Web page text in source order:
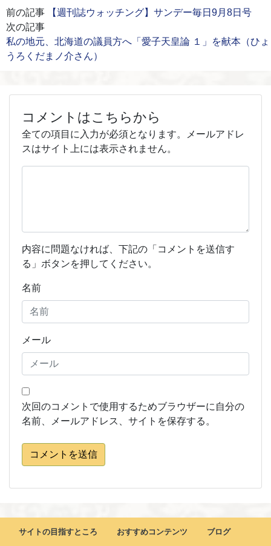
前の記事
【週刊誌ウォッチング】サンデー毎日9月8日号
次の記事
私の地元、北海道の議員方へ「愛子天皇論 １」を献本（ひょ
うろくだまノ介さん）
コメントはこちらから
全ての項目に入力が必須となります。メールアドレ
スはサイト上には表示されません。
内容に問題なければ、下記の「コメントを送信す
る」ボタンを押してください。
名前
メール
次回のコメントで使用するためブラウザーに自分の
名前、メールアドレス、サイトを保存する。
コメントを送信
サイトの目指すところ おすすめコンテンツ ブログ